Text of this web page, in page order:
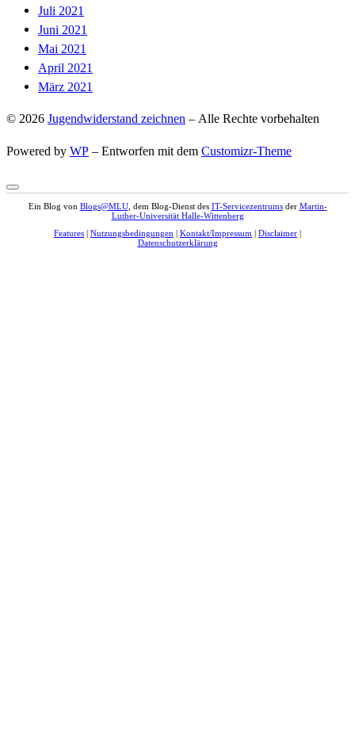
Juli 2021
Juni 2021
Mai 2021
April 2021
März 2021
© 2026 Jugendwiderstand zeichnen – Alle Rechte vorbehalten
Powered by WP – Entworfen mit dem Customizr-Theme
Ein Blog von Blogs@MLU, dem Blog-Dienst des IT-Servicezentrumsder Martin-
Luther-Universität Halle-Wittenberg
Features | Nutzungsbedingungen | Kontakt/Impressum | Disclaimer |
Datenschutzerklärung